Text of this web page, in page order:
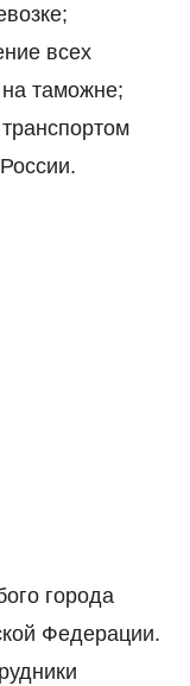
всех
таможне;
города
Федерации.